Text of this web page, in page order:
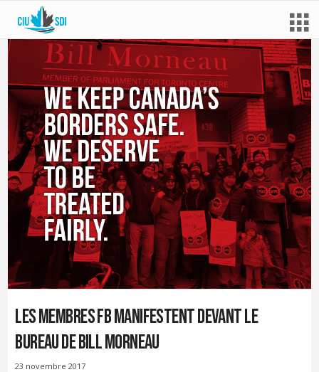
Les membres FB manifestent devant le
bureau de Bill Morneau
23 novembre 2017